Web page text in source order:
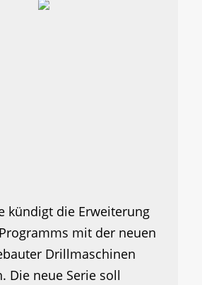
kündigt die Erweiterung
mit der neuen
Drillmaschinen
Die neue Serie soll